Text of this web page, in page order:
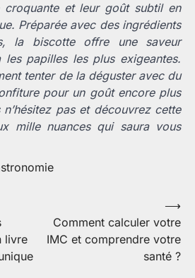
croquante et leur goût subtil en
Préparée avec des ingrédients
la biscotte offre une saveur
papilles les plus exigeantes.
tenter de la déguster avec du
pour un goût encore plus
pas et découvrez cette
mille nuances qui saura vous
livre
Comment calculer votre
IMC et comprendre votre
santé ?
⟶